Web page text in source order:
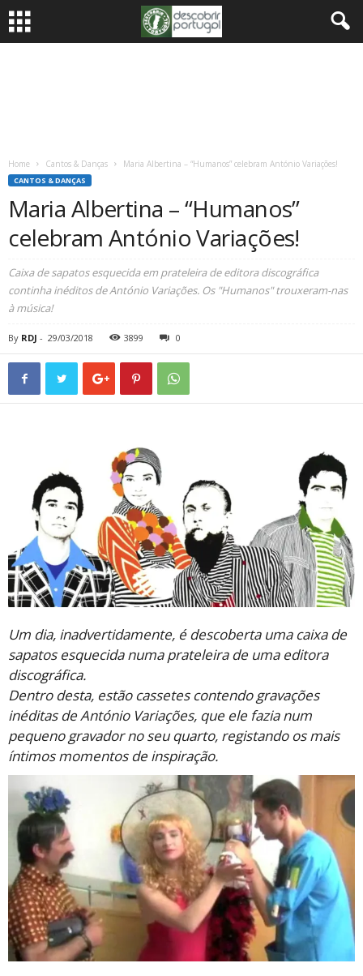
Home Cantos & Danças Maria Albertina – “Humanos” celebram António Variações!
CANTOS & DANÇAS
Maria Albertina – “Humanos”
celebram António Variações!
Caixa de sapatos esquecida em prateleira de editora discográfica
continha inéditos de António Variações. Os "Humanos" trouxeram-nas
à música!
By RDJ - 29/03/2018 3899 0
Um dia, inadvertidamente, é descoberta uma caixa de
sapatos esquecida numa prateleira de uma editora
discográfica.
Dentro desta, estão cassetes contendo gravações
inéditas de António Variações, que ele fazia num
pequeno gravador no seu quarto, registando os mais
íntimos momentos de inspiração.